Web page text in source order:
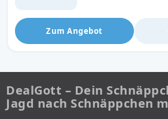
Zum Angebot
DealGott – Dein
Jagd nach Schnäppchen